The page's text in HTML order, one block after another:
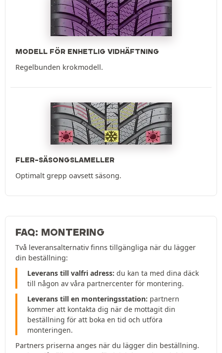
MODELL FÖR ENHETLIG VIDHÄFTNING
Regelbunden krokmodell.
FLER-SÄSONGSLAMELLER
Optimalt grepp oavsett säsong.
FAQ: MONTERING
Två leveransalternativ finns tillgängliga när du lägger
din beställning:
Leverans till valfri adress: du kan ta med dina däck
till någon av våra partnercenter för montering.
Leverans till en monteringsstation: partnern
kommer att kontakta dig när de mottagit din
beställning för att boka en tid och utföra
monteringen.
Partners priserna anges när du lägger din beställning.